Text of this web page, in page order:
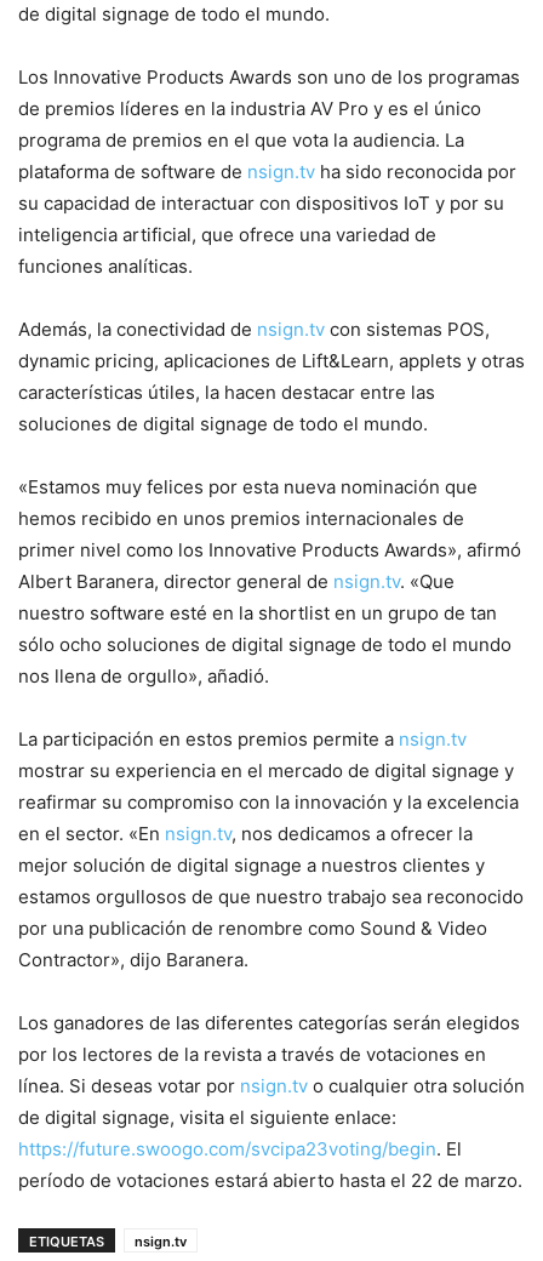
de digital signage de todo el mundo.
Los Innovative Products Awards son uno de los programas
de premios líderes en la industria AV Pro y es el único
programa de premios en el que vota la audiencia. La
plataforma de software de nsign.tv ha sido reconocida por
su capacidad de interactuar con dispositivos IoT y por su
inteligencia artificial, que ofrece una variedad de
funciones analíticas.
Además, la conectividad de nsign.tv con sistemas POS,
dynamic pricing, aplicaciones de Lift&Learn, applets y otras
características útiles, la hacen destacar entre las
soluciones de digital signage de todo el mundo.
«Estamos muy felices por esta nueva nominación que
hemos recibido en unos premios internacionales de
primer nivel como los Innovative Products Awards», afirmó
Albert Baranera, director general de nsign.tv. «Que
nuestro software esté en la shortlist en un grupo de tan
sólo ocho soluciones de digital signage de todo el mundo
nos llena de orgullo», añadió.
La participación en estos premios permite a nsign.tv
mostrar su experiencia en el mercado de digital signage y
reafirmar su compromiso con la innovación y la excelencia
en el sector. «En nsign.tv, nos dedicamos a ofrecer la
mejor solución de digital signage a nuestros clientes y
estamos orgullosos de que nuestro trabajo sea reconocido
por una publicación de renombre como Sound & Video
Contractor», dijo Baranera.
Los ganadores de las diferentes categorías serán elegidos
por los lectores de la revista a través de votaciones en
línea. Si deseas votar por nsign.tv o cualquier otra solución
de digital signage, visita el siguiente enlace:
https://future.swoogo.com/svcipa23voting/begin. El
período de votaciones estará abierto hasta el 22 de marzo.
ETIQUETAS nsign.tv